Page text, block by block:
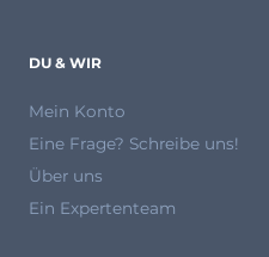
DU & WIR
Mein Konto
Eine Frage? Schreibe uns!
Über uns
Ein Expertenteam